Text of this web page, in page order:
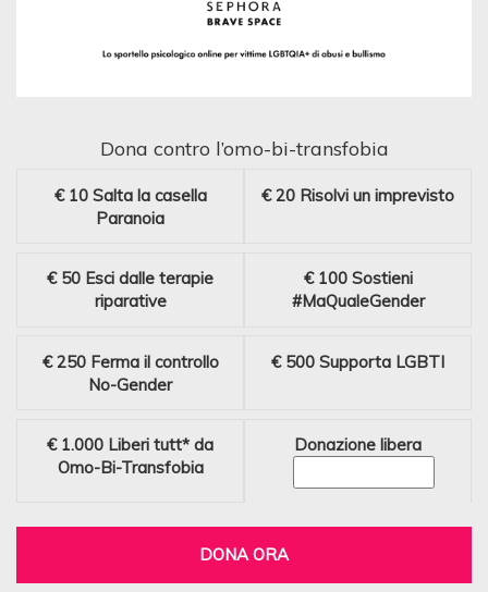
Dona contro l’omo-bi-transfobia
€ 10 Salta la casella
Paranoia
€ 20 Risolvi un imprevisto
€ 50 Esci dalle terapie
riparative
€ 100 Sostieni
#MaQualeGender
€ 250 Ferma il controllo
No-Gender
€ 500 Supporta LGBTI
€ 1.000 Liberi tutt* da
Omo-Bi-Transfobia
Donazione libera
DONA ORA